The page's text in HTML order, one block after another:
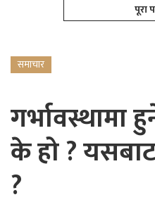
पूरा
समाचार
गर्भावस्थामा
के हो ?
?